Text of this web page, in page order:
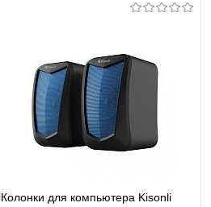
Купить в 1 клик К сравнению
В избранное В наличии
Колонки для компьютера Kisonli